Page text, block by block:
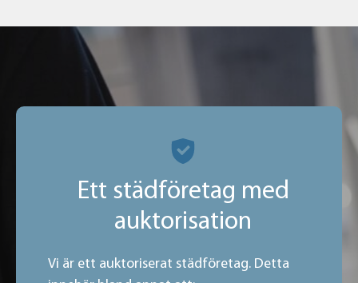
Ett städföretag med
auktorisation
Vi är ett auktoriserat städföretag. Detta